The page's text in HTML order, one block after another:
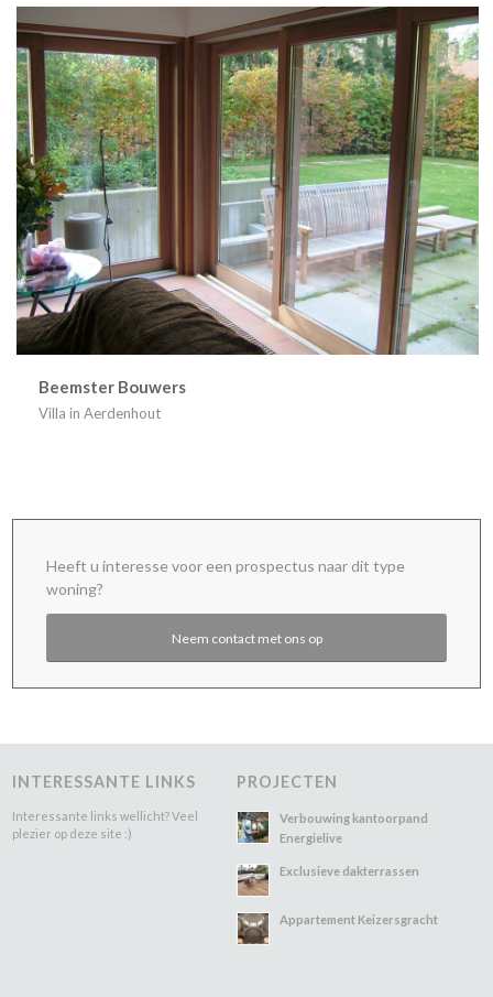
Beemster Bouwers
Villa in Aerdenhout
Heeft u interesse voor een prospectus naar dit type
woning?
Neem contact met ons op
INTERESSANTE LINKS
Interessante links wellicht? Veel
plezier op deze site :)
PROJECTEN
Verbouwing kantoorpand
Energielive
Exclusieve dakterrassen
Appartement Keizersgracht